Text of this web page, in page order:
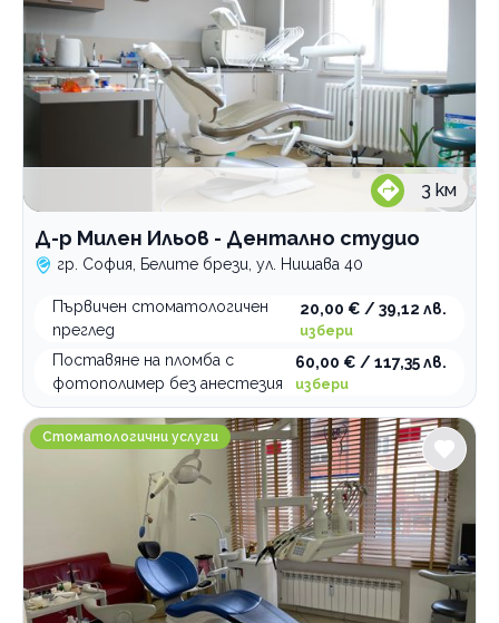
3 км
Д-р Милен Ильов - Дентално студио
гр. София, Белите брези, ул. Нишава 40
Първичен стоматологичен
преглед
20,00 € / 39,12 лв.
избери
Поставяне на пломба с
фотополимер без анестезия
60,00 € / 117,35 лв.
избери
Дентален и естетичен център Витал
Стоматологични услуги